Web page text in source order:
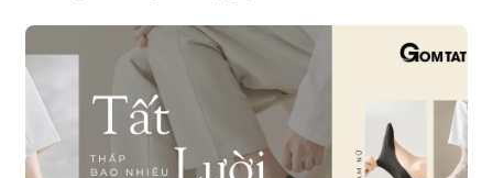
Cùng GOMTAT tìm hiểu nhé.Tuổi thọ trung bình của một đôi
tất là bao lâu?Trung bình, một đôi tất sử dụng thường xuyên